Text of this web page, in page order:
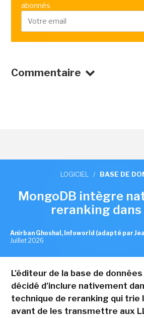
abonnés
Commentaire
LOGICIEL / BASE DE
MongoDB intègre
reranking
Anirban Ghoshal, Infoworld (adapté par
Juillet 2026
L'éditeur de la base de
décidé d'inclure nativement
technique de reranking qui trie
avant de les transmettre aux